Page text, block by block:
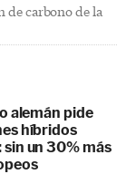
de carbono de la
alemán pide
híbridos
un 30% más